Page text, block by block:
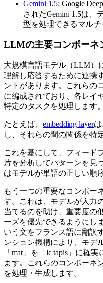
Gemini 1.5: Google
されたGemini 1.5は、
型を処理できるマルチ
LLMの主要コンポーネ
大規模言語モデル（LLM）
理解し応答するために連携
ントがあります。これらの
に編成されており、各レイ
特定のタスクを処理します。
たとえば、 embedding layerは
し、それらの間の関係を特
これを基にして、フィード
片を分析してパターンを見
はモデルが単語の正しい順
もう一つの重要なコンポー
す。これは、モデルが入力
当てるのを助け、重要度の
ーズを優先できるようにし
いう文をフランス語に翻訳
ンション機構により、モデ
「mat」を「le tapis」に確
ます。これらのコンポーネ
を処理・生成します。